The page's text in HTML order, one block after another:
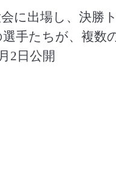
に出場し、決勝
手たちが、複数
2日公開